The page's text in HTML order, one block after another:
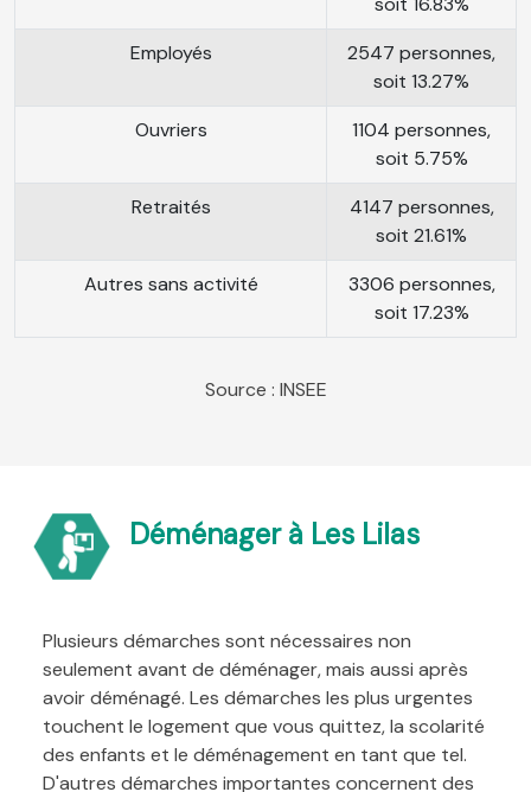
Employés
2547 personnes,
soit 13.27%
Ouvriers
1104 personnes,
soit 5.75%
Retraités
4147 personnes,
soit 21.61%
Autres sans activité
3306 personnes,
soit 17.23%
Source : INSEE
Déménager à Les Lilas
Plusieurs démarches sont nécessaires non
seulement avant de déménager, mais aussi après
avoir déménagé. Les démarches les plus urgentes
touchent le logement que vous quittez, la scolarité
des enfants et le déménagement en tant que tel.
D'autres démarches importantes concernent des